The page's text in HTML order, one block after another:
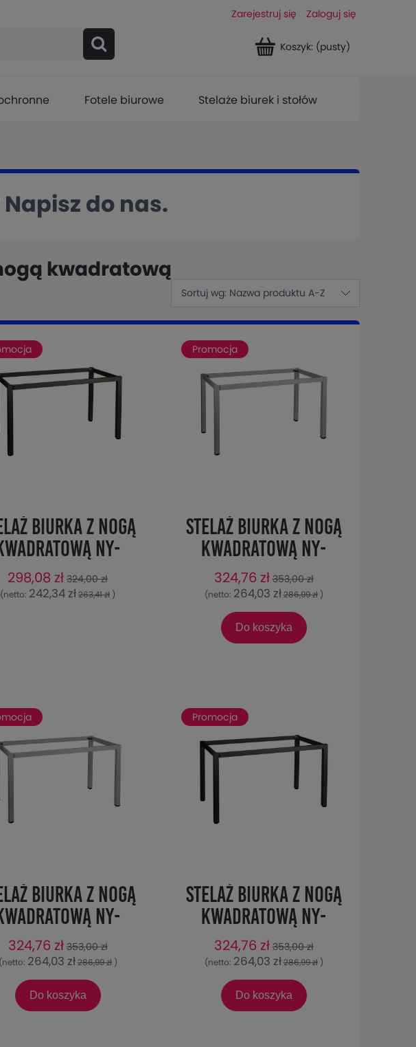
Zarejestruj się Zaloguj się
Koszyk: (pusty)
Fotele biurowe Stelaże biurek i stołów
do nas.
kwadratową
Sortuj wg: Nazwa produktu A-Z
biurka z nogą
NY-
76/K - 76x76 cm,
czarny
298,08 zł 324,00 zł
(netto: 242,34 zł263,41 zł )
Stelaż biurka z nogą
kwadratową NY-
A057/116/K - 116x66
cm, alu
324,76 zł 353,00 zł
(netto: 264,03 zł286,99 zł)
Do koszyka
Promocja
biurka z nogą
NY-
116/K - 116x76
cm, alu
324,76 zł 353,00 zł
(netto: 264,03 zł286,99 zł)
Do koszyka
Stelaż biurka z nogą
kwadratową NY-
A057/116/K - 116x76
cm, czarny
324,76 zł 353,00 zł
(netto: 264,03 zł286,99 zł)
Do koszyka
Promocja